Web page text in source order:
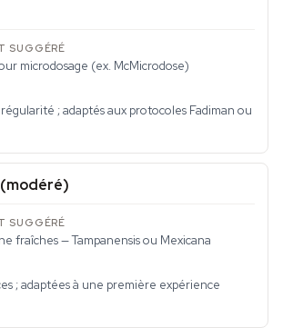
microdosage (ex. McMicrodose)
; adaptés aux protocoles Fadiman ou
fraîches — Tampanensis ou Mexicana
; adaptées à une première expérience